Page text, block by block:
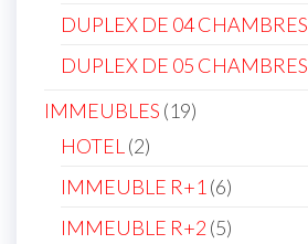
DUPLEX DE 04 CHAMBRES
DUPLEX DE 05 CHAMBRES
IMMEUBLES 1919
HOTEL 22
products
IMMEUBLE R+1 66
products
IMMEUBLE R+2 55